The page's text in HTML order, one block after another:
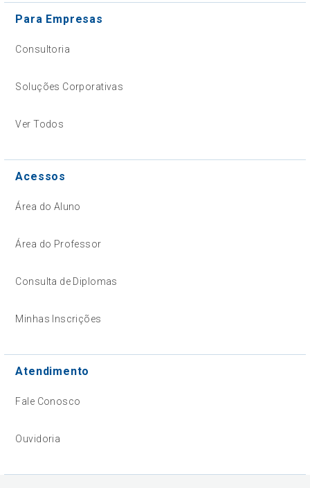
Para Empresas
Consultoria
Soluções Corporativas
Ver Todos
Acessos
Área do Aluno
Área do Professor
Consulta de Diplomas
Minhas Inscrições
Atendimento
Fale Conosco
Ouvidoria